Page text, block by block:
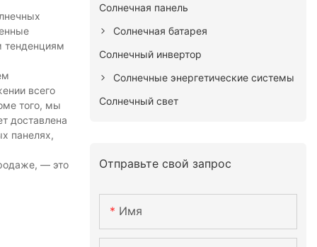
тенденциям
всего
того, мы
доставлена
панелях,
— это
Солнечная панель
Солнечная батарея
Солнечный инвертор
Солнечные энергетические системы
Солнечный свет
Отправьте свой запрос
Имя